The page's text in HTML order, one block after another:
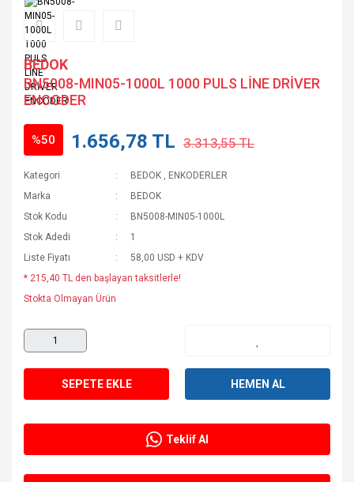
BEDOK
BN5008-MIN05-1000L 1000 PULS LİNE DRİVER
ENCODER
%50 1.656,78 TL 3.313,55 TL
Kategori BEDOK , ENKODERLER
Marka
BEDOK
Stok Kodu
BN5008-MIN05-1000L
Stok Adedi
1
Liste Fiyatı
58,00 USD + KDV
* 215,40 TL den başlayan taksitlerle!
Stokta Olmayan Ürün
SEPETE EKLE HEMEN AL
Teklif Al